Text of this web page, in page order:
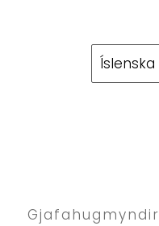
Íslenska
Gjafahugmyndir